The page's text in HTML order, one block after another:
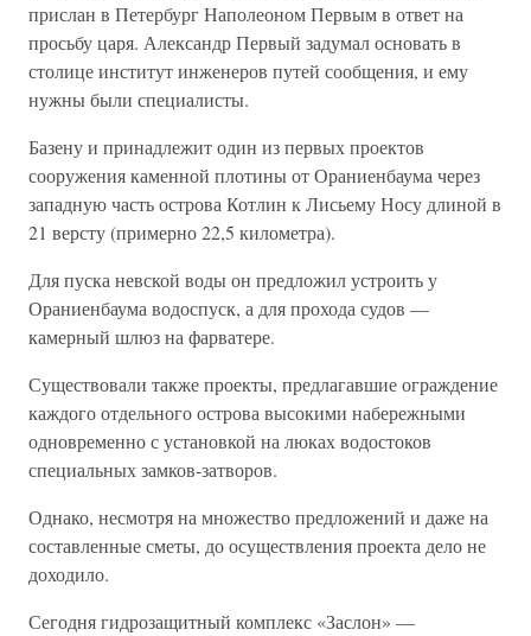
прислан в Петербург Наполеоном Первым в ответ на
просьбу царя. Александр Первый задумал основать в
столице институт инженеров путей сообщения, и ему
нужны были специалисты.
Базену и принадлежит один из первых проектов
сооружения каменной плотины от Ораниенбаума через
западную часть острова Котлин к Лисьему Носу длиной в
21 версту (примерно 22,5 километра).
Для пуска невской воды он предложил устроить у
Ораниенбаума водоспуск, а для прохода судов —
камерный шлюз на фарватере.
Существовали также проекты, предлагавшие ограждение
каждого отдельного острова высокими набережными
одновременно с установкой на люках водостоков
специальных замков-затворов.
Однако, несмотря на множество предложений и даже на
составленные сметы, до осуществления проекта дело не
доходило.
Сегодня гидрозащитный комплекс «Заслон» —